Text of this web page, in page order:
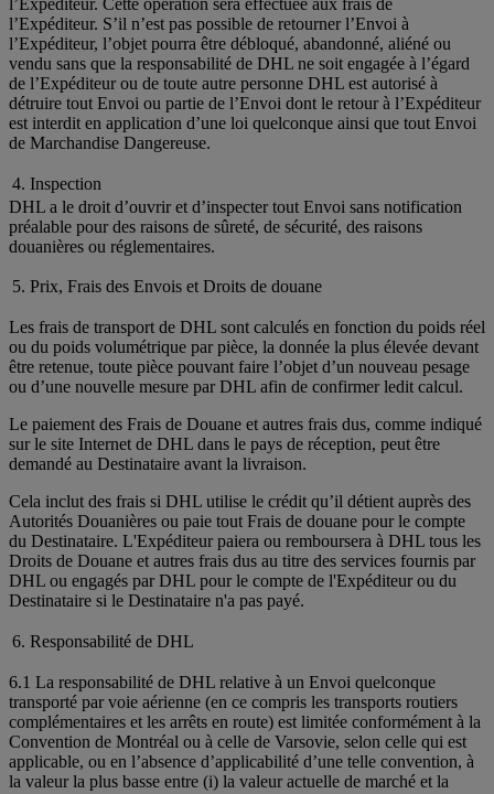
l’Expéditeur. Cette opération sera effectuée aux frais de
l’Expéditeur. S’il n’est pas possible de retourner l’Envoi à
l’Expéditeur, l’objet pourra être débloqué, abandonné, aliéné ou
vendu sans que la responsabilité de DHL ne soit engagée à l’égard
de l’Expéditeur ou de toute autre personne DHL est autorisé à
détruire tout Envoi ou partie de l’Envoi dont le retour à l’Expéditeur
est interdit en application d’une loi quelconque ainsi que tout Envoi
de Marchandise Dangereuse.
4. Inspection
DHL a le droit d’ouvrir et d’inspecter tout Envoi sans notification
préalable pour des raisons de sûreté, de sécurité, des raisons
douanières ou réglementaires.
5. Prix, Frais des Envois et Droits de douane
Les frais de transport de DHL sont calculés en fonction du poids réel
ou du poids volumétrique par pièce, la donnée la plus élevée devant
être retenue, toute pièce pouvant faire l’objet d’un nouveau pesage
ou d’une nouvelle mesure par DHL afin de confirmer ledit calcul.
Le paiement des Frais de Douane et autres frais dus, comme indiqué
sur le site Internet de DHL dans le pays de réception, peut être
demandé au Destinataire avant la livraison.
Cela inclut des frais si DHL utilise le crédit qu’il détient auprès des
Autorités Douanières ou paie tout Frais de douane pour le compte
du Destinataire. L'Expéditeur paiera ou remboursera à DHL tous les
Droits de Douane et autres frais dus au titre des services fournis par
DHL ou engagés par DHL pour le compte de l'Expéditeur ou du
Destinataire si le Destinataire n'a pas payé.
6. Responsabilité de DHL
6.1 La responsabilité de DHL relative à un Envoi quelconque
transporté par voie aérienne (en ce compris les transports routiers
complémentaires et les arrêts en route) est limitée conformément à la
Convention de Montréal ou à celle de Varsovie, selon celle qui est
applicable, ou en l’absence d’applicabilité d’une telle convention, à
la valeur la plus basse entre (i) la valeur actuelle de marché et la